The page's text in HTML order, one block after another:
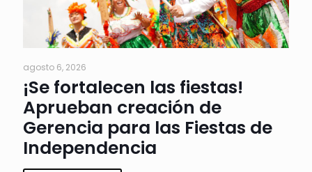
agosto 6, 2026
¡Se fortalecen las fiestas!
Aprueban creación de
Gerencia para las Fiestas de
Independencia